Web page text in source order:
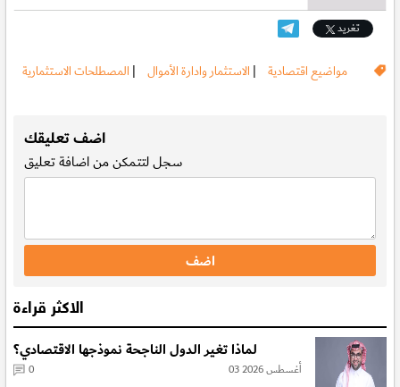
تغريد
مواضيع اقتصادية | الاستثمار وادارة الأموال | المصطلحات الاستثمارية
اضف تعليقك
سجللتتمكن من اضافة تعليق
الاكثر قراءة
لماذا تغير الدول الناجحة نموذجها الاقتصادي؟
03 أغسطس 2026 0